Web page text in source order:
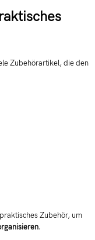
Zubehörartikel, die den
Zubehör, um
.